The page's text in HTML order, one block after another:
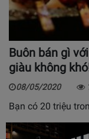
Buôn bán gì
giàu không
08/05/2020
Bạn có 20 triệu